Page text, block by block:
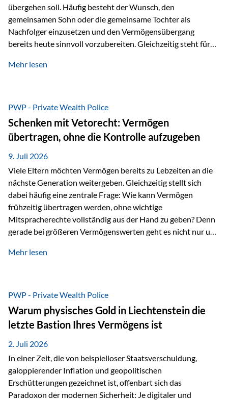
übergehen soll. Häufig besteht der Wunsch, den
gemeinsamen Sohn oder die gemeinsame Tochter als
Nachfolger einzusetzen und den Vermögensübergang
bereits heute sinnvoll vorzubereiten. Gleichzeitig steht für
passiert, wenn einer der beiden verstirbt? Der überlebende
Vermögen verfügen können. Genau für diese
Ausgangssituation bietet die Private Wealth Police der
Vienna-Life eine durchdachte Gestaltungsmöglichkeit. Die
Ausgangssituation Stellen Sie sich folgendes Beispiel vor:
Ein…
Mehr lesen
PWP - Private Wealth Police
Schenken mit Vetorecht: Vermögen
übertragen, ohne die Kontrolle aufzugeben
9. Juli 2026
Viele Eltern möchten Vermögen bereits zu Lebzeiten an die
nächste Generation weitergeben. Gleichzeitig stellt sich
dabei häufig eine zentrale Frage: Wie kann Vermögen
frühzeitig übertragen werden, ohne wichtige
Mitspracherechte vollständig aus der Hand zu geben? Denn
gerade bei größeren Vermögenswerten geht es nicht nur um
sicherzustellen, dass das Vermögen langfristig erhalten
folgende Situation vor: Ein Vater schenkt seiner Tochter
einen Teil seines Vermögens. Einige Jahre später möchte die
Tochter das Geld kurzfristig verwenden, um…
Mehr lesen
PWP - Private Wealth Police
Warum physisches Gold in Liechtenstein die
letzte Bastion Ihres Vermögens ist
2. Juli 2026
In einer Zeit, die von beispielloser Staatsverschuldung,
galoppierender Inflation und geopolitischen
Erschütterungen gezeichnet ist, offenbart sich das
Paradoxon der modernen Sicherheit: Je digitaler und